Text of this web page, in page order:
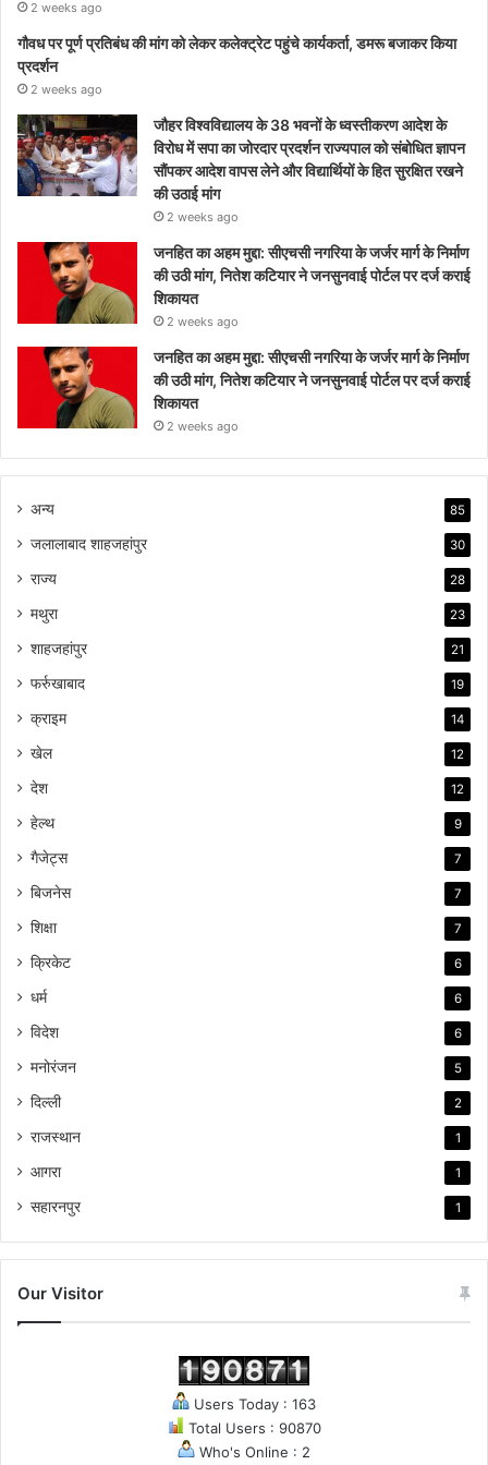
2 weeks ago
गौवध पर पूर्ण प्रतिबंध की मांग को लेकर कलेक्ट्रेट पहुंचे कार्यकर्ता, डमरू बजाकर किया
प्रदर्शन
2 weeks ago
जौहर विश्वविद्यालय के 38 भवनों के ध्वस्तीकरण आदेश के
विरोध में सपा का जोरदार प्रदर्शन राज्यपाल को संबोधित ज्ञापन
सौंपकर आदेश वापस लेने और विद्यार्थियों के हित सुरक्षित रखने
की उठाई मांग
2 weeks ago
जनहित का अहम मुद्दा: सीएचसी नगरिया के जर्जर मार्ग के निर्माण
की उठी मांग, नितेश कटियार ने जनसुनवाई पोर्टल पर दर्ज कराई
शिकायत
2 weeks ago
जनहित का अहम मुद्दा: सीएचसी नगरिया के जर्जर मार्ग के निर्माण
की उठी मांग, नितेश कटियार ने जनसुनवाई पोर्टल पर दर्ज कराई
शिकायत
2 weeks ago
अन्य 85
जलालाबाद शाहजहांपुर 30
राज्य 28
मथुरा 23
शाहजहांपुर 21
फर्रुखाबाद 19
क्राइम 14
खेल 12
देश 12
हेल्थ 9
गैजेट्स 7
बिजनेस 7
शिक्षा 7
क्रिकेट 6
धर्म 6
विदेश 6
मनोरंजन 5
दिल्ली 2
राजस्थान 1
आगरा 1
सहारनपुर 1
Our Visitor
Users Today : 163
Total Users : 90870
Who's Online : 2